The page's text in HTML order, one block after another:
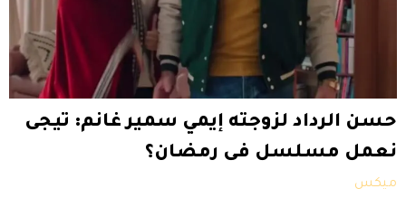
حسن الرداد لزوجته إيمي سمير غانم: تيجى
نعمل مسلسل فى رمضان؟
ميكس